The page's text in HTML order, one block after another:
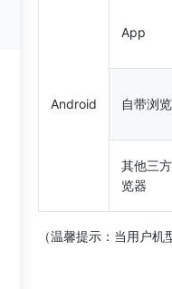
Android
App
自带浏
其他三
览器
（温馨提示：当用户